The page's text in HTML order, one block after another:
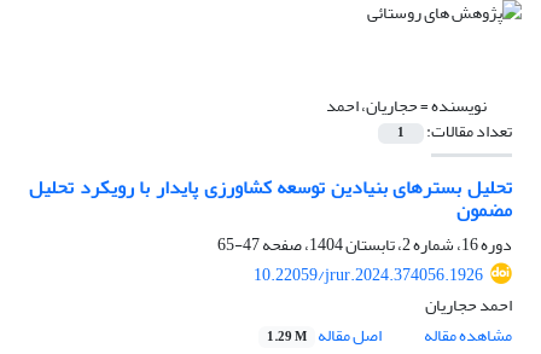
نویسنده =حجاریان، احمد
تعداد مقالات: 1
تحلیل بسترهای بنیادین توسعه کشاورزی پایدار با رویکرد تحلیل
مضمون
دوره 16، شماره 2، تابستان 1404، صفحه
47-65
10.22059/jrur.2024.374056.1926
احمد حجاریان
مشاهده مقاله
اصل مقاله 1.29 M